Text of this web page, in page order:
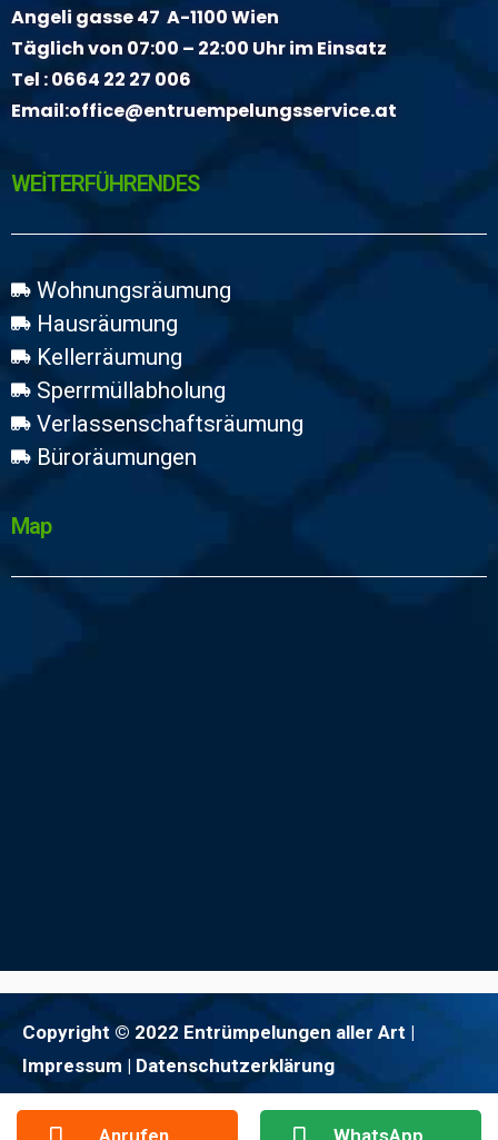
Angeli gasse 47 A-1100 Wien
Täglich von 07:00 – 22:00 Uhr im Einsatz
Tel :0664 22 27 006
Email:office@entruempelungsservice.at
WEİTERFÜHRENDES
Wohnungsräumung
Hausräumung
Kellerräumung
Sperrmüllabholung
Verlassenschaftsräumung
Büroräumungen
Map
Copyright © 2022 Entrümpelungen aller Art |
Impressum | Datenschutzerklärung
Anrufen WhatsApp